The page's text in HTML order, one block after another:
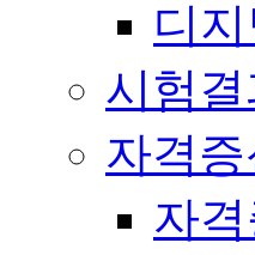
디
시험
자격증
자